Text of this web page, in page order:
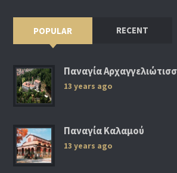
POPULAR RECENT
Παναγία
13 years ago
Παναγία Καλαμού
13 years ago